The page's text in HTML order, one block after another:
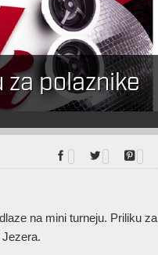
polaznike
na mini turneju. Priliku za